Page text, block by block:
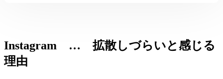
Instagram … 拡散しづらいと感じる
理由